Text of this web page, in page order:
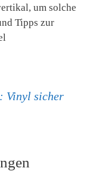
um solche
Tipps zur
Vinyl sicher